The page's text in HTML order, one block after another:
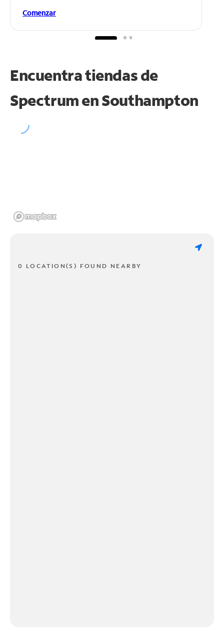
Comenzar
Encuentra tiendas de
Spectrum enSouthampton
0 LOCATION(S) FOUND NEARBY